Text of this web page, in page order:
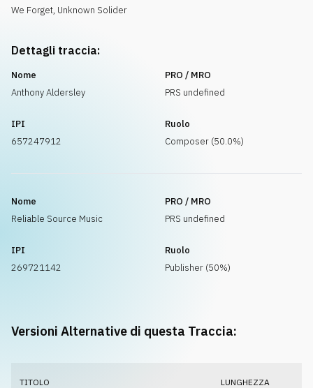
We Forget, Unknown Solider
Dettagli traccia:
Nome
Anthony Aldersley
PRO / MRO
PRS undefined
IPI
657247912
Ruolo
Composer (50.0%)
Nome
Reliable Source Music
PRO / MRO
PRS undefined
IPI
269721142
Ruolo
Publisher (50%)
Versioni Alternative di questa Traccia:
TITOLO LUNGHEZZA